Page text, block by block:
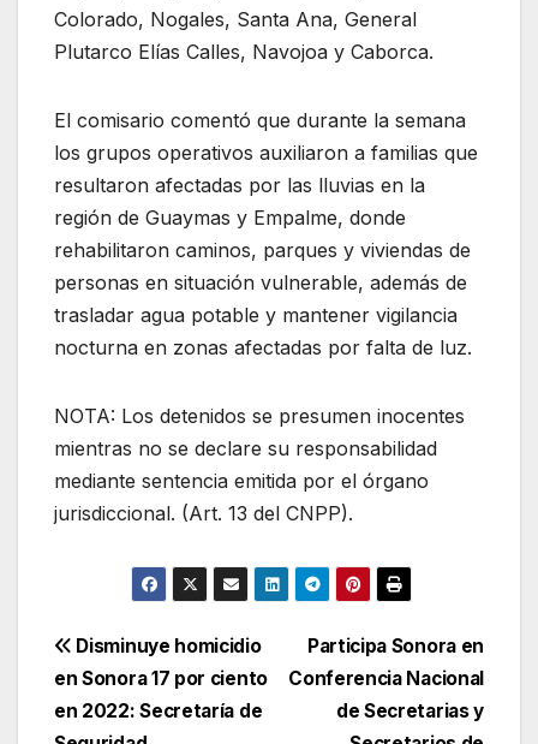
Colorado, Nogales, Santa Ana, General
Plutarco Elías Calles, Navojoa y Caborca.
El comisario comentó que durante la semana
los grupos operativos auxiliaron a familias que
resultaron afectadas por las lluvias en la
región de Guaymas y Empalme, donde
rehabilitaron caminos, parques y viviendas de
personas en situación vulnerable, además de
trasladar agua potable y mantener vigilancia
nocturna en zonas afectadas por falta de luz.
NOTA: Los detenidos se presumen inocentes
mientras no se declare su responsabilidad
mediante sentencia emitida por el órgano
jurisdiccional. (Art. 13 del CNPP).
Navegación
de
Participa Sonora en
Conferencia Nacional
de Secretarias y
Disminuye homicidio
en Sonora 17 por ciento
en 2022: Secretaría de